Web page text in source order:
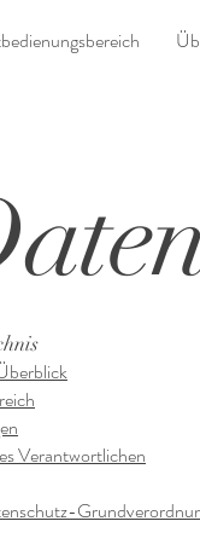
Verantwortlichen